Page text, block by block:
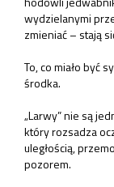
wydzielanymi
zmieniać – stają
To, co miało być
środka.
„Larwy” nie są
który rozsadza
uległością,
pozorem.